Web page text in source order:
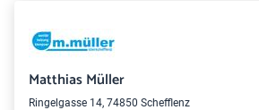
Matthias Müller
Ringelgasse 14, 74850 Schefflenz